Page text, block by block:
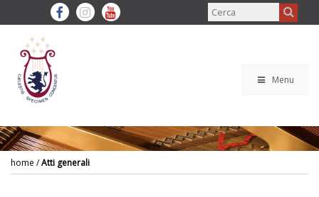
Menu
home /Atti generali